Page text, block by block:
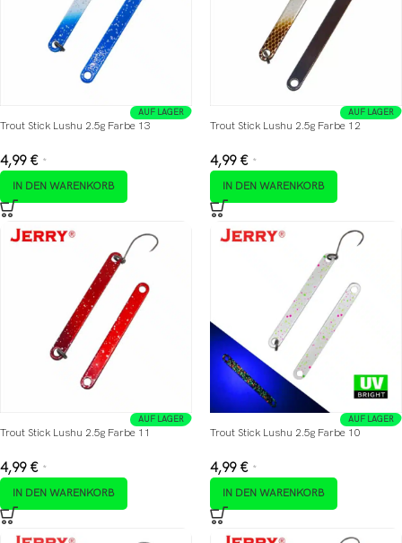
AUF LAGER
Trout Stick Lushu 2.5g Farbe 13
4,99 € *
IN DEN WARENKORB
AUF LAGER
Trout Stick Lushu 2.5g Farbe 12
4,99 € *
IN DEN WARENKORB
AUF LAGER
Trout Stick Lushu 2.5g Farbe 11
4,99 € *
IN DEN WARENKORB
AUF LAGER
Trout Stick Lushu 2.5g Farbe 10
4,99 € *
IN DEN WARENKORB